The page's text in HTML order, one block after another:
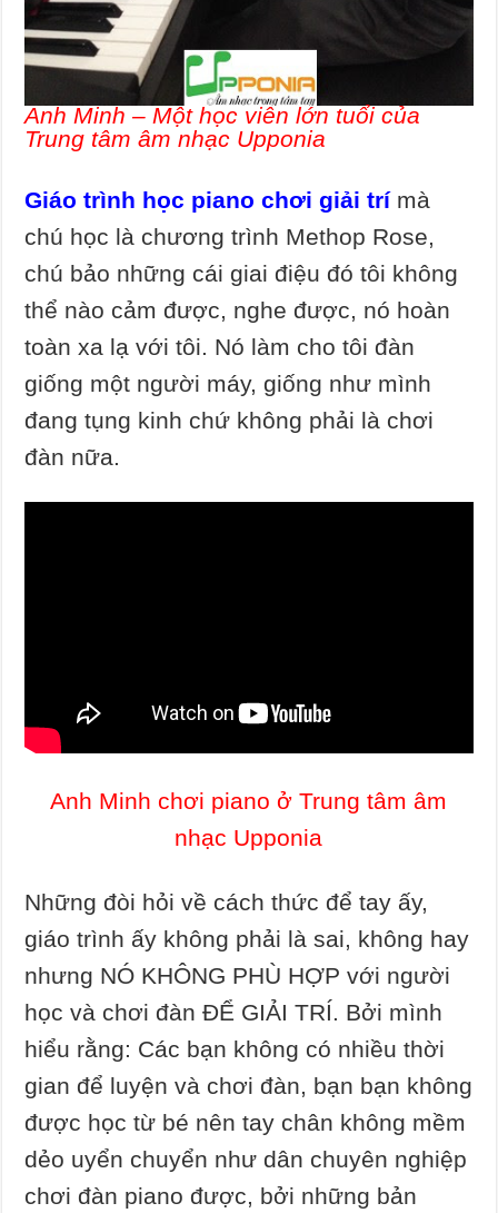
Anh Minh – Một học viên lớn tuổi của
Trung tâm âm nhạc Upponia
Giáo trình học piano chơi giải trímà
chú học là chương trình Methop Rose,
chú bảo những cái giai điệu đó tôi không
thể nào cảm được, nghe được, nó hoàn
toàn xa lạ với tôi. Nó làm cho tôi đàn
giống một người máy, giống như mình
đang tụng kinh chứ không phải là chơi
đàn nữa.
Anh Minh chơi piano ở Trung tâm âm
nhạc Upponia
Những đòi hỏi về cách thức để tay ấy,
giáo trình ấy không phải là sai, không hay
nhưng NÓ KHÔNG PHÙ HỢP với người
học và chơi đàn ĐỂ GIẢI TRÍ. Bởi mình
hiểu rằng: Các bạn không có nhiều thời
gian để luyện và chơi đàn, bạn bạn không
được học từ bé nên tay chân không mềm
dẻo uyển chuyển như dân chuyên nghiệp
chơi đàn piano được, bởi những bản